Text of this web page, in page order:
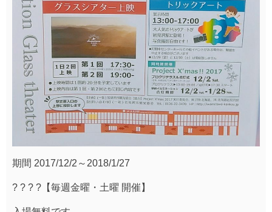
期間 2017/12/2～2018/1/27
? ? ? ?【毎週金曜・土曜 開催】